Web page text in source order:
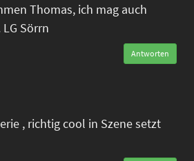
Thomas, ich mag auch
Sörrn
Antworten
, richtig cool in Szene setzt